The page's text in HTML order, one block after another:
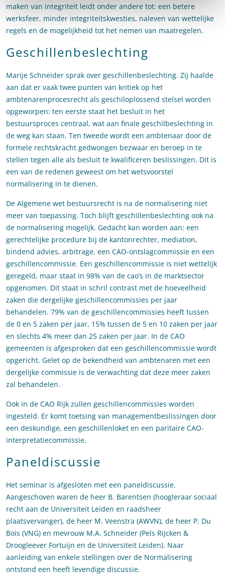
maken van integriteit leidt onder andere tot: een betere
werksfeer, minder integriteitskwesties, naleven van wettelijke
regels en de mogelijkheid tot het nemen van maatregelen.
Geschillenbeslechting
Marije Schneider sprak over geschillenbeslechting. Zij haalde
aan dat er vaak twee punten van kritiek op het
ambtenarenprocesrecht als geschiloplossend stelsel worden
opgeworpen: ten eerste staat het besluit in het
bestuursproces centraal, wat aan finale geschilbeslechting in
de weg kan staan. Ten tweede wordt een ambtenaar door de
formele rechtskracht gedwongen bezwaar en beroep in te
stellen tegen alle als besluit te kwalificeren beslissingen. Dit is
een van de redenen geweest om het wetsvoorstel
normalisering in te dienen.
De Algemene wet bestuursrecht is na de normalisering niet
meer van toepassing. Toch blijft geschillenbeslechting ook na
de normalisering mogelijk. Gedacht kan worden aan: een
gerechtelijke procedure bij de kantonrechter, mediation,
bindend advies, arbitrage, een CAO-ontslagcommissie en een
geschillencommissie. Een geschillencommissie is niet wettelijk
geregeld, maar staat in 98% van de cao’s in de marktsector
opgenomen. Dit staat in schril contrast met de hoeveelheid
zaken die dergelijke geschillencommissies per jaar
behandelen. 79% van de geschillencommissies heeft tussen
de 0 en 5 zaken per jaar, 15% tussen de 5 en 10 zaken per jaar
en slechts 4% meer dan 25 zaken per jaar. In de CAO
gemeenten is afgesproken dat een geschillencommissie wordt
opgericht. Gelet op de bekendheid van ambtenaren met een
dergelijke commissie is de verwachting dat deze meer zaken
zal behandelen.
Ook in de CAO Rijk zullen geschillencommissies worden
ingesteld. Er komt toetsing van managementbeslissingen door
een deskundige, een geschillenloket en een paritaire CAO-
interpretatiecommissie.
Paneldiscussie
Het seminar is afgesloten met een paneldiscussie.
Aangeschoven waren de heer B. Barentsen (hoogleraar sociaal
recht aan de Universiteit Leiden en raadsheer
plaatsvervanger), de heer M. Veenstra (AWVN), de heer P. Du
Bois (VNG) en mevrouw M.A. Schneider (Pels Rijcken &
Droogleever Fortuijn en de Universiteit Leiden). Naar
aanleiding van enkele stellingen over de Normalisering
ontstond een heeft levendige discussie.